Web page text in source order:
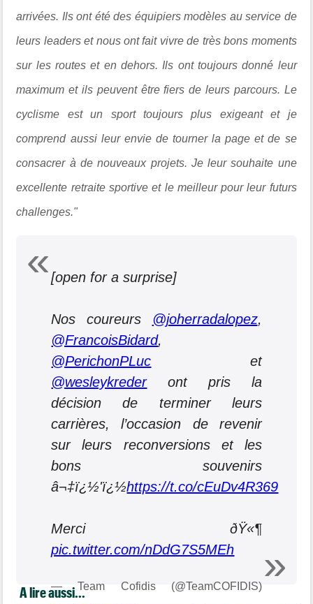
arrivées. Ils ont été des équipiers modèles au service de
leurs leaders et nous ont fait vivre de très bons moments
sur les routes et en dehors. Ils ont toujours donné leur
maximum et ils peuvent être fiers de leurs parcours. Le
cyclisme est un sport toujours plus exigeant et je
comprend aussi leur envie de tourner la page et de se
consacrer à de nouveaux projets. Je leur souhaite une
excellente retraite sportive et le meilleur pour leur futurs
challenges."
[open for a surprise]
Nos coureurs @joherradalopez,
@FrancoisBidard,
@PerichonPLuc et
@wesleykrederont pris la
décision de terminer leurs
carrières, l’occasion de revenir
sur leurs reconversions et les
bons souvenirs
â¬‡ï¿½'ï¿½https://t.co/cEuDv4R369
Merci ðŸ«¶
pic.twitter.com/nDdG7S5MEh
— Team Cofidis (@TeamCOFIDIS)
A lire aussi...